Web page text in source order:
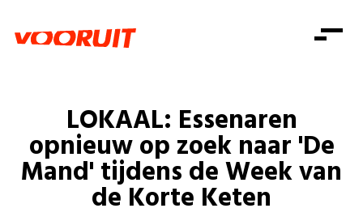
Zorg
Gelijke kansen
Welzijn
Onze mensen
Standpunten
Vacatures
Doe mee
Doe mee
Word lid
Shop
Zoeken
Login
Login
LOKAAL: Essenaren
opnieuw op zoek naar 'De
Mand' tijdens de Week van
de Korte Keten